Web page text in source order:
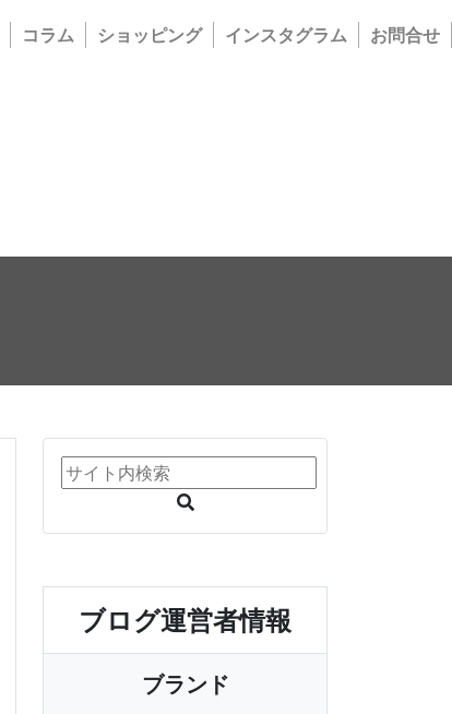
コラム ショッピング インスタグラム お問合せ
ブログ運営者情報
ブランド